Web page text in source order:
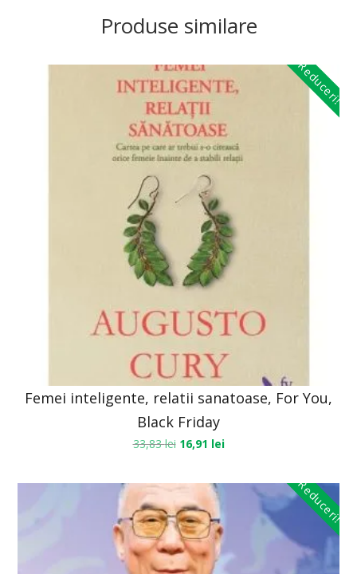
Produse similare
Reduceri!
Femei inteligente, relatii sanatoase, For You,
Black Friday
33,83lei 16,91 lei
Reduceri!